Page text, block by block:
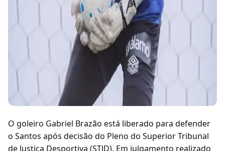
O goleiro Gabriel Brazão está liberado para defender
o Santos após decisão do Pleno do Superior Tribunal
de Justiça Desportiva (STJD). Em julgamento realizado